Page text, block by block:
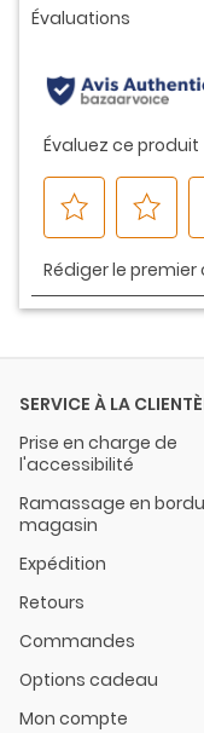
la
SERVICE À LA
Prise en charge de
l'accessibilité
Ramassage en
magasin
Expédition
Retours
Commandes
Options cadeau
Mon compte